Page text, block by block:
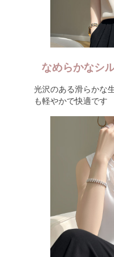
なめらかなシ
光沢のある滑らかな
も軽やかで快適です